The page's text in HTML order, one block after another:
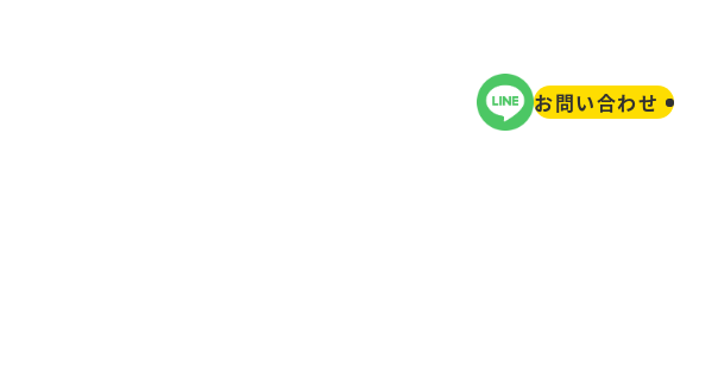
お問い合わせ